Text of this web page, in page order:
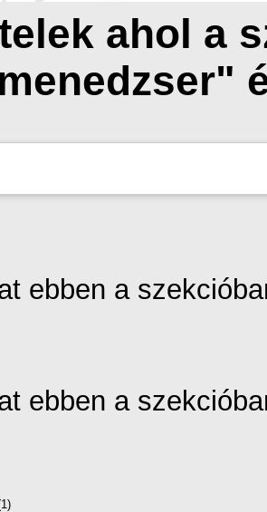
ahol a
ebben a
ebben a